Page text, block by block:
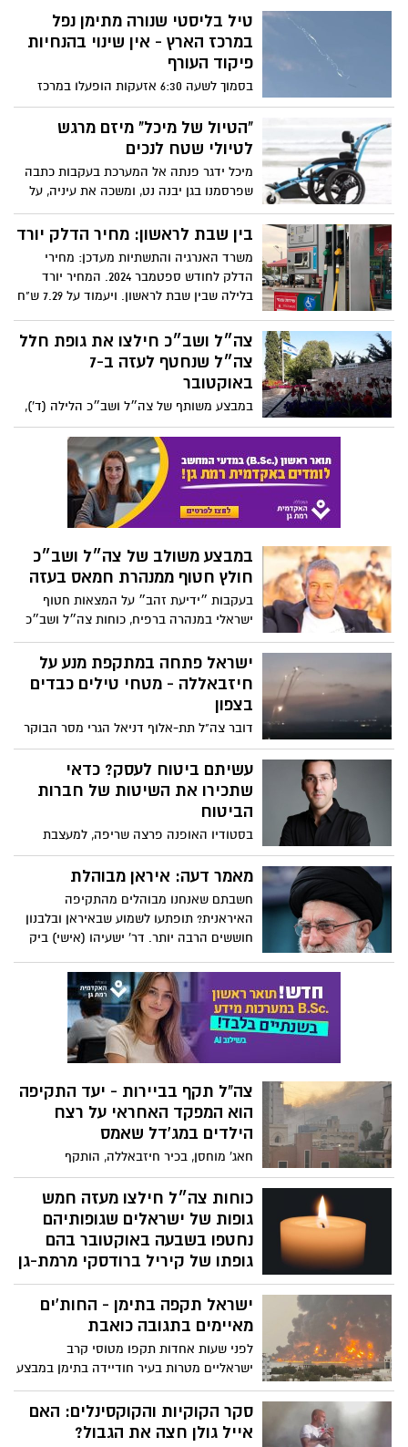
טיל בליסטי שנורה מתימן נפל
במרכז הארץ - אין שינוי בהנחיות
פיקוד העורף
בסמוך לשעה 6:30 אזעקות הופעלו במרכז
הארץ - זמן קצר אחר כך נשמעו ונצפו שובלי
טיל חץ בשמיים. דובר צה"ל עדכן כי מדובר
בטיל בליסטי שנורה מתימן לעבר ישראל וכי
על נפילה באזור לוד. לפי שעה אין שינוי
בהנחיות פיקוד העורף
"הטיול של מיכל" מיזם מרגש
לטיולי שטח לנכים
מיכל ידגר פנתה אל המערכת בעקבות כתבה
שפרסמנו בגן יבנה נט, ומשכה את עיניה, על
ריטה גוסק הי"ד, מגן יבנה. ריטה נרצחה
בנובה וציוריה מוצגים בתערוכה בחצור. "יש
לגן יבנה. אני רוצה לעודד אותן בהתמודדות
עם המציאות שנכפתה עליהם." היא מדגישה
בין שבת לראשון: מחיר הדלק יורד
משרד האנרגיה והתשתיות מעדכן: מחירי
הדלק לחודש ספטמבר 2024. המחיר יורד
בלילה שבין שבת לראשון. ויעמוד על 7.29 ש"ח
צה״ל ושב״כ חילצו את גופת חלל
צה״ל שנחטף לעזה ב-7
באוקטובר
במבצע משותף של צה״ל ושב״כ הלילה (ד'),
חילצו כוחות צה״ל את חלל צה״ל שנחטף ב-7
באוקטובר, משטח רצועת עזה לשטח מדינת
ישראל
במבצע משולב של צה״ל ושב״כ
חולץ חטוף ממנהרת חמאס בעזה
בעקבות ״ידיעת זהב״ על המצאות חטוף
ישראלי במנהרה ברפיח, כוחות צה״ל ושב״כ
הצליחו לחלץ את החטוף פרחאן קאדי,
שנחטף בשבעה באוקטובר
ישראל פתחה במתקפת מנע על
חיזבאללה - מטחי טילים כבדים
בצפון
דובר צה"ל תת-אלוף דניאל הגרי מסר הבוקר
(יום ראשון), קצת לפני השעה 05:00, כי הצבא
פתח במתקפת מנע נגד יעדים שמהם
חיזבאללה תכנן לשגר טילים ורקטות לעבר
מדינת ישראל הבוקר. דניאל הגרי ציין כי
ובלבנון מדווחים על עשרות תקיפות של צה"ל
מסיבי על הצפון. הפעילות בנתב"ג הופסקה
ותחזור לפעילות החל מהשעה 7:00 בבוקר.
באשדוד פתיחת מקלטים בכל רחבי העיר. שר
הביטחון הכריז על מצב מיוחד בעורף מגוש דן
עשיתם ביטוח לעסק? כדאי
שתכירו את השיטות של חברות
הביטוח
בסטודיו האופנה פרצה שריפה, למעצבת
נגרם נזק עתק בכחצי מיליון שקלים, אך חברת
'מגדל' פיצתה אותה בחלק מזערי, בטענה
שהעסק שלה "כושל" ושהמלאי שלה "מת"
מאמר דעה: איראן מבוהלת
חשבתם שאנחנו מבוהלים מהתקיפה
האיראנית? תופתעו לשמוע שבאיראן ובלבנון
חוששים הרבה יותר. דר' ישעיהו (אישי) ביק
צה"ל תקף בביירות - יעד התקיפה
הוא המפקד האחראי על רצח
הילדים במג'דל שאמס
חאג' מוחסן, בכיר חיזבאללה, הותקף
בדאחייה בביירות. צה"ל לקח אחריות על
התקיפה הממוקדת ביירות, של "המפקד
האחראי לרצח הילדים במג׳דל שאמס והרג
אזרחים ישראלים רבים"
כוחות צה״ל חילצו מעזה חמש
גופות של ישראלים שגופותיהם
נחטפו בשבעה באוקטובר בהם
גופתו של קיריל ברודסקי מרמת-גן
השמועות במהלך היום נכונות - צה״ל ושב״כ
חילצו את החטופה שנרצחה מיה גורן, ואת
החללים החטופים רס"ר (מיל') אורן גולדין,
סמ"ר תומר אחימס, סמל קיריל ברודסקי ז"ל
ורס"ם במילואים רביד אריה כץ ז"ל ממרחב
ישראל תקפה בתימן - החות'ים
מאיימים בתגובה כואבת
לפני שעות אחדות תקפו מטוסי קרב
ישראליים מטרות בעיר חודיידה בתימן במבצע
שקיבל את השם "יד ארוכה". התקיפה היא
התגובה הישראלית לכטב"ם שהתפוצץ בלילה
שבין חמישי לשישי בתל אביב וגרם להרוג
סקר הקוקיות והקוקסינלים: האם
אייל גולן חצה את הגבול?